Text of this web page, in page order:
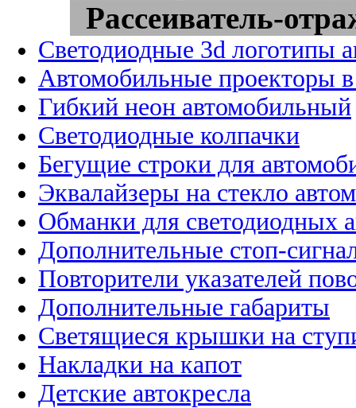
Рассеиватель-
Светодиодные 3d логотипы
Автомобильные проекторы
Гибкий неон автомобильный
Светодиодные колпачки
Бегущие строки для
Эквалайзеры на стекло
Обманки для светодиодных
Дополнительные стоп-
Повторители указателей
Дополнительные габариты
Светящиеся крышки на
Накладки на капот
Детские автокресла